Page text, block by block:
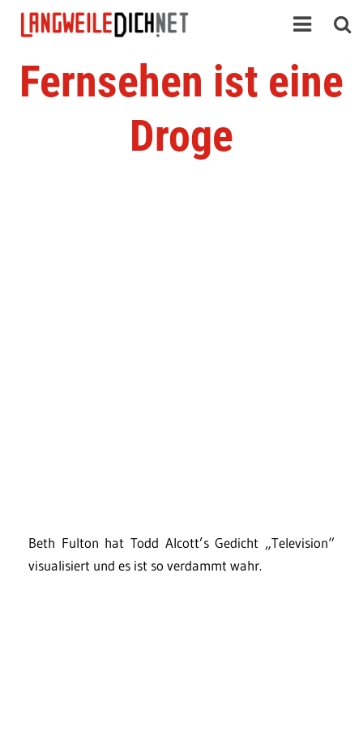
Fernsehen ist eine
Droge
Beth Fulton hat Todd Alcott’s Gedicht „Television“
visualisiert und es ist so verdammt wahr.